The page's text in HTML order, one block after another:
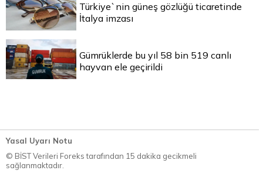
Türkiye`nin güneş gözlüğü ticaretinde
İtalya imzası
Gümrüklerde bu yıl 58 bin 519 canlı
hayvan ele geçirildi
Yasal Uyarı Notu
© BİST Verileri Foreks tarafından 15 dakika gecikmeli
sağlanmaktadır.